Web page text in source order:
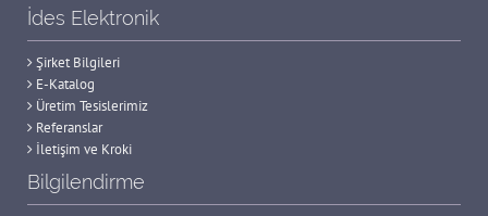
İdes Elektronik
Şirket Bilgileri
E-Katalog
Üretim Tesislerimiz
Referanslar
İletişim ve Kroki
Bilgilendirme